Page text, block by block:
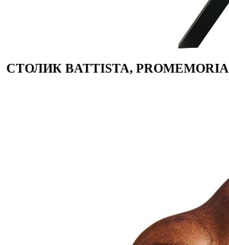
СТОЛИК BATTISTA, PROMEMORIA